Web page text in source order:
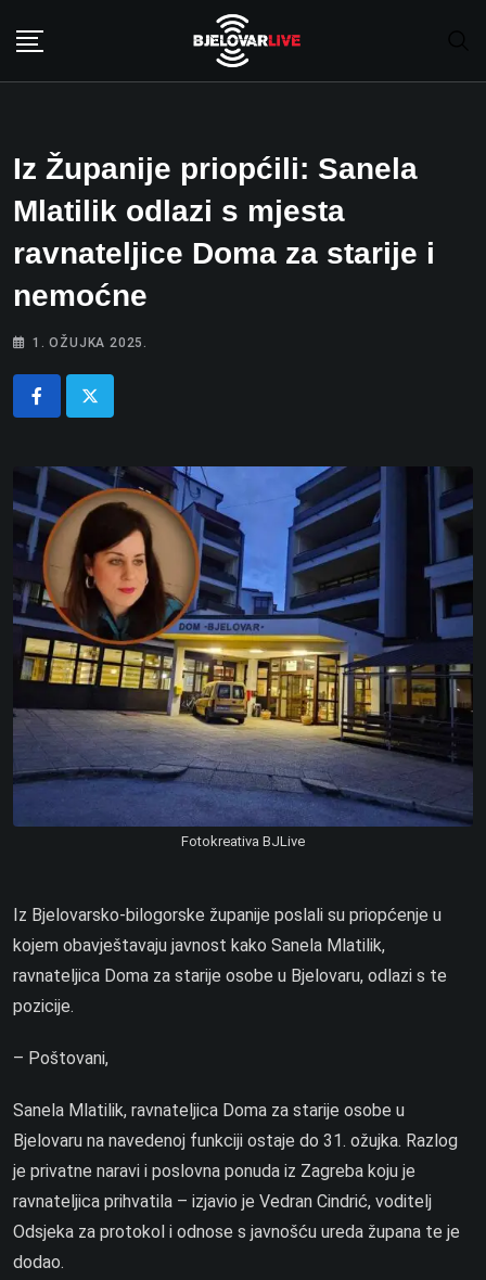
Iz Županije priopćili: Sanela
Mlatilik odlazi s mjesta
ravnateljice Doma za starije i
nemoćne
1. OŽUJKA 2025.
Fotokreativa BJLive
Iz Bjelovarsko-bilogorske županije poslali su priopćenje u
kojem obavještavaju javnost kako Sanela Mlatilik,
ravnateljica Doma za starije osobe u Bjelovaru, odlazi s te
pozicije.
– Poštovani,
Sanela Mlatilik, ravnateljica Doma za starije osobe u
Bjelovaru na navedenoj funkciji ostaje do 31. ožujka. Razlog
je privatne naravi i poslovna ponuda iz Zagreba koju je
ravnateljica prihvatila – izjavio je Vedran Cindrić, voditelj
Odsjeka za protokol i odnose s javnošću ureda župana te je
dodao.